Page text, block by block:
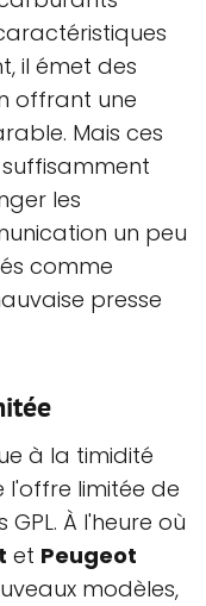
il émet des
offrant une
Mais ces
les
un peu
comme
presse
à la timidité
l'offre limitée de
À l'heure où
et Peugeot
modèles,